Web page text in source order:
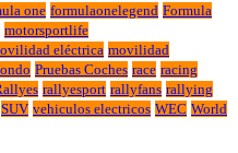
one formulaonelegend Formula
motorsportlife
eléctrica movilidad
Pruebas Coches race racing
rallyesport rallyfans rallying
SUV vehiculos electricos WEC World